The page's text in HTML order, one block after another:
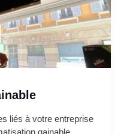
liés à votre entreprise